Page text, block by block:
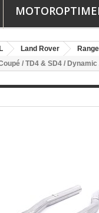
Land Rover
/ TD4 & SD4 /